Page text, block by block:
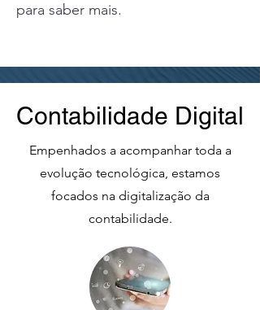
para saber mais.
Contabilidade Digital
Empenhados a acompanhar toda a
evolução tecnológica, estamos
focados na digitalização da
contabilidade.